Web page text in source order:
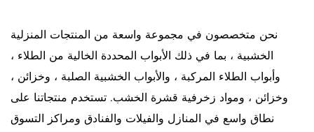
نحن متخصصون في مجموعة واسعة من المنتجات المنزلية
الخشبية ، بما في ذلك الأبواب المحددة الخالية من الطلاء ،
وأبواب الطلاء المركبة ، والأبواب الخشبية الصلبة ، وخزائن ،
وخزائن ، ومواد زخرفية قشرة الخشب. تستخدم منتجاتنا على
نطاق واسع في المنازل والفيلات والفنادق ومراكز التسوق